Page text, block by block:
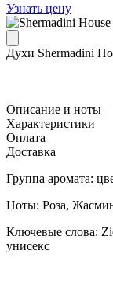
Узнать цену
Духи Shermadini
Описание и ноты
Характеристики
Оплата
Доставка
Группа аромата:
Ноты: Роза,
Ключевые слова:
унисекс